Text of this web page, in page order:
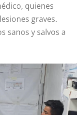
quienes
graves.
sanos y salvos a